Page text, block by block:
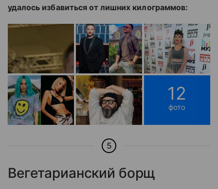
удалось избавиться от лишних килограммов:
12
фото
5
Вегетарианский борщ